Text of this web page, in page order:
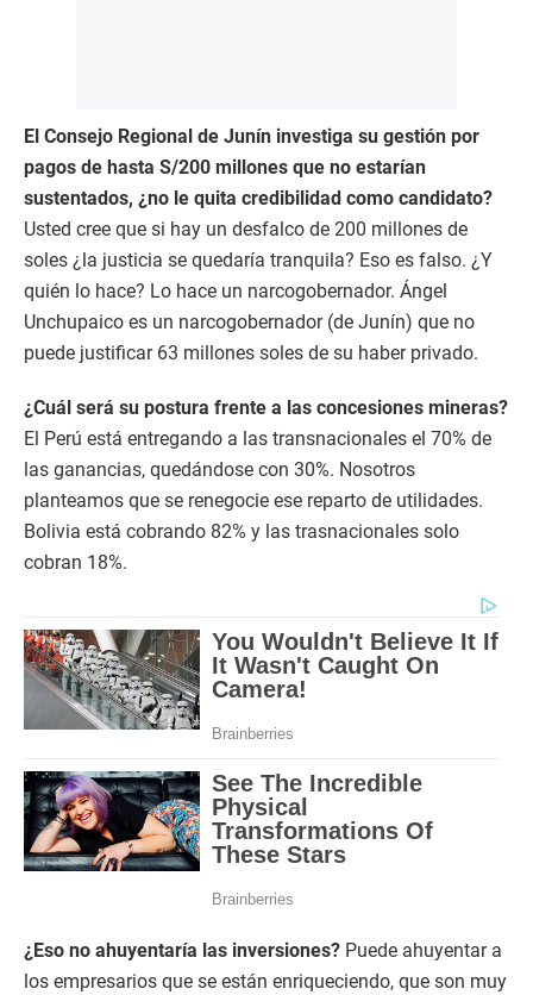
El Consejo Regional de Junín investiga su gestión por
pagos de hasta S/200 millones que no estarían
sustentados, ¿no le quita credibilidad como candidato?
Usted cree que si hay un desfalco de 200 millones de
soles ¿la justicia se quedaría tranquila? Eso es falso. ¿Y
quién lo hace? Lo hace un narcogobernador. Ángel
Unchupaico es un narcogobernador (de Junín) que no
puede justificar 63 millones soles de su haber privado.
¿Cuál será su postura frente a las concesiones mineras?
El Perú está entregando a las transnacionales el 70% de
las ganancias, quedándose con 30%. Nosotros
planteamos que se renegocie ese reparto de utilidades.
Bolivia está cobrando 82% y las trasnacionales solo
cobran 18%.
¿Eso no ahuyentaría las inversiones? Puede ahuyentar a
los empresarios que se están enriqueciendo, que son muy